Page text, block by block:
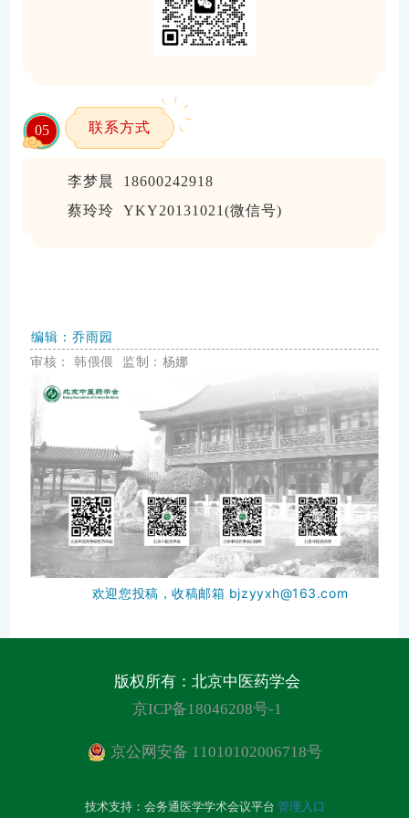
05 联系方式
李梦晨 18600242918
蔡玲玲 YKY20131021(微信号)
编辑：乔雨园
审核：韩偎偎 监制：杨娜
欢迎您投稿，收稿邮箱 bjzyyxh@163.com
版权所有：北京中医药学会
京ICP备18046208号-1
京公网安备 11010102006718号
技术支持： 会务通医学学术会议平台 管理入口